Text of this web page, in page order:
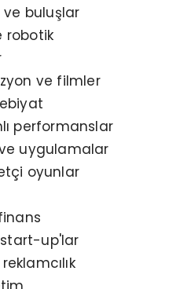
ve buluşlar
robotik
ve filmler
performanslar
uygulamalar
oyunlar
up'lar